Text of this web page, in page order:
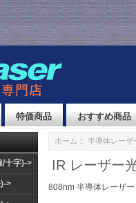
特価商品 おすすめ商品
/十字)->
>
ホーム :: 半導体レーザ
IR レーザー
808nm 半導体レーザー